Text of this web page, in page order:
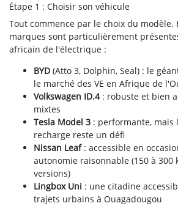
Étape 1 : Choisir son véhicule
Tout commence par le choix du modèle.
marques sont particulièrement
africain de l'électrique :
BYD (Atto 3, Dolphin, Seal) : le
le marché des VE en Afrique de
Volkswagen ID.4: robuste et bien
mixtes
Tesla Model 3 : performante, mais
recharge reste un défi
Nissan Leaf: accessible en
autonomie raisonnable (150 à 300
versions)
Lingbox Uni : une citadine
trajets urbains à Ouagadougou